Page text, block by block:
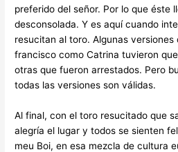
preferido del señor. Por lo que éste
desconsolada. Y es aquí cuando
resucitan al toro. Algunas
francisco como Catrina tuvieron
otras que fueron arrestados. Pero
todas las versiones son válidas.
Al final, con el toro resucitado que
alegría el lugar y todos se sienten
meu Boi, en esa mezcla de cultura